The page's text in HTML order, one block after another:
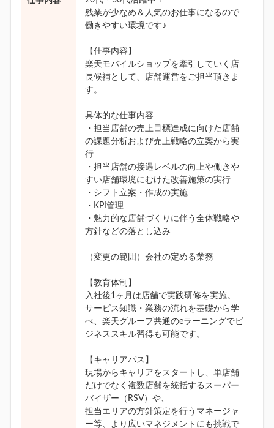
残業が少なめ＆人気のお仕事になるので
働きやすい環境です♪
【仕事内容】
楽天モバイルショップを牽引していく店
長候補として、店舗運営をご担当頂きま
す。
具体的な仕事内容
・担当店舗の売上目標達成に向けた店舗
の課題分析および売上戦略の立案から実
行
・担当店舗の接遇レベルの向上や働きや
すい店舗環境にむけた改善施策の実行
・シフト立案・作成の実施
・KPI管理
・魅力的な店舗づくりに伴う全体戦略や
方針などの落とし込み
（変更の範囲）会社の定める業務
【教育体制】
入社後1ヶ月は店舗で実践研修を実施。
サービス知識・業務の流れを基礎から学
べ、楽天グループ共通のeラーニングでビ
ジネススキル習得も可能です。
【キャリアパス】
現場からキャリアをスタートし、単店舗
だけでなく複数店舗を統括するスーパー
バイザー（RSV）や、
担当エリアの方針策定を行うマネージャ
ー等、より広いマネジメントにも挑戦で